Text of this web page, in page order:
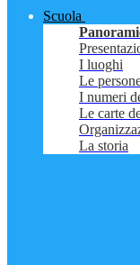
Scuola
I luoghi
Le
I numeri
Le carte
La storia